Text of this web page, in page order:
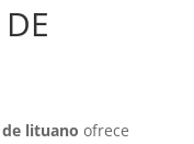
lituano ofrece